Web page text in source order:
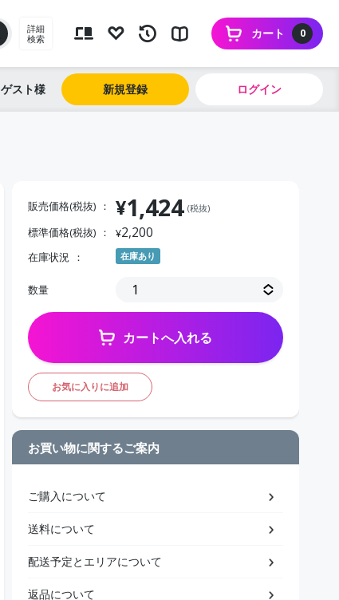
詳細
検索
0
カート
ゲスト 新規登録 ログイン
販売価格(税抜) ¥1,424 (税抜)
標準価格(税抜) ¥2,200
在庫状況 在庫あり
数量
カートへ入れる
お気に入りに追加
お買い物に関するご案内
ご購入について
送料について
配送予定とエリアについて
返品について